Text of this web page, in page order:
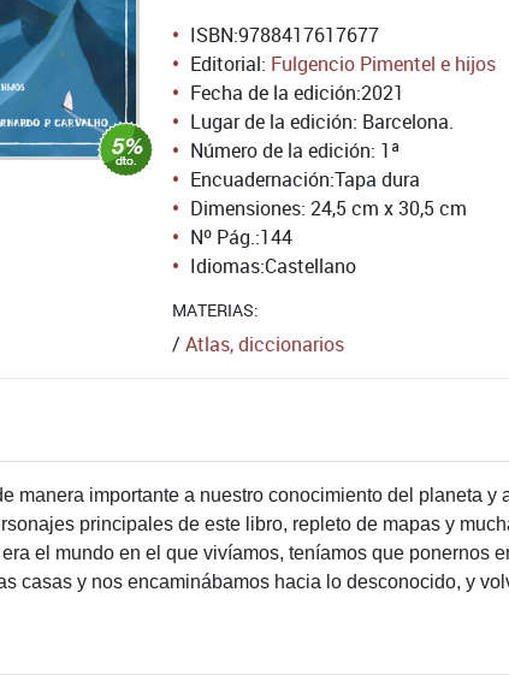
ISBN:9788417617677
Editorial: Fulgencio Pimentel e hijos
Fecha de la edición:2021
Lugar de la edición: Barcelona.
Número de la edición: 1ª
Encuadernación:Tapa dura
Dimensiones: 24,5 cm x 30,5 cm
Nº Pág.:144
Idiomas:Castellano
MATERIAS:
/ Atlas, diccionarios
manera importante a nuestro conocimiento del planeta
principales de este libro, repleto de mapas y
el mundo en el que vivíamos, teníamos que ponernos
casas y nos encaminábamos hacia lo desconocido, y